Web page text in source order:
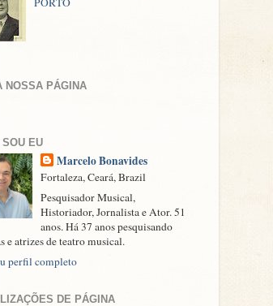
NOSSA PÁGINA
EU
Marcelo Bonavides
Fortaleza, Ceará, Brazil
Pesquisador Musical,
Historiador, Jornalista e Ator. 51
anos. Há 37 anos pesquisando
e atrizes de teatro musical.
perfil completo
DE PÁGINA